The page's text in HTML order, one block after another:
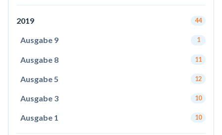
2019 44
Ausgabe 9 1
Ausgabe 8 11
Ausgabe 5 12
Ausgabe 3 10
Ausgabe 1 10